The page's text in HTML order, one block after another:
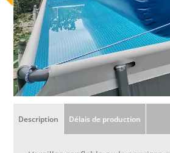
Description Délais de production